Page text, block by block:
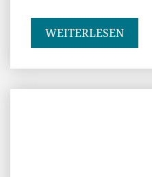
WEITERLESEN